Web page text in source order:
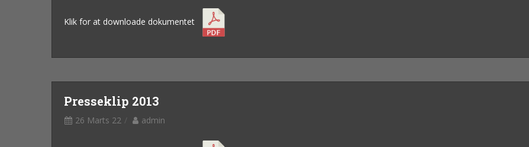
Klik for at downloade dokumentet
Presseklip 2013
26 Marts 22 admin